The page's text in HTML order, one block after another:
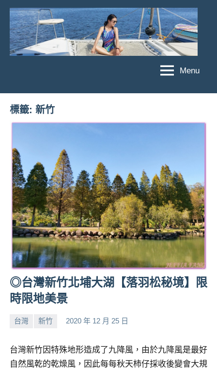
Skip
content
菲
亞
娃
FANG
亞
娃
絲
團、
主
題
旅
遊、
達
人
帶
路、
旅
節
目
賓、
金
探
號
Menu
標籤: 新竹
◎台灣新竹北埔大湖【落羽松秘境】限
時限地美景
台灣 新竹 2020 年 12 月 25 日
小
No
台灣新竹因特殊地形造成了九降風，由於九降風是最好
自然風乾的乾燥風，因此每每秋天柿仔採收後變會大規